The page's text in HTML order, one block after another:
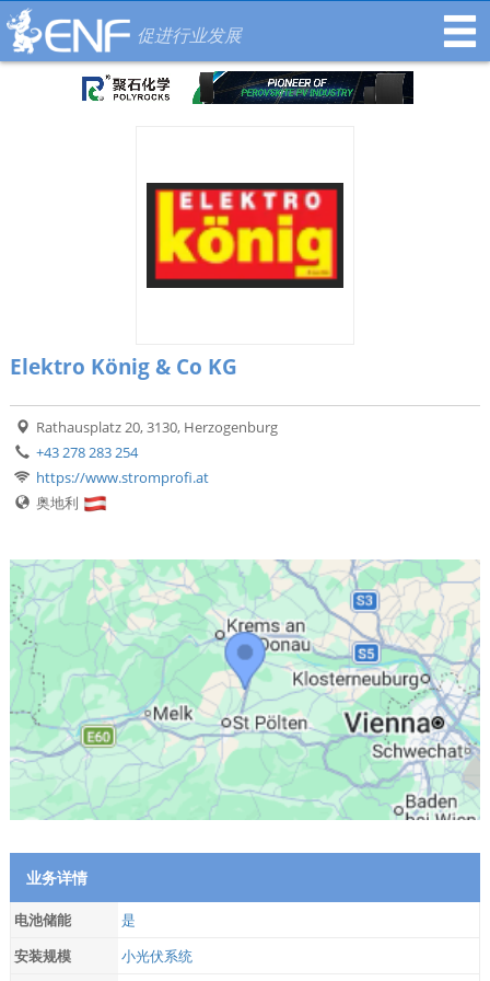
促进行业发展
Elektro König & Co KG
Rathausplatz 20, 3130, Herzogenburg
+43 278 283 254
https://www.stromprofi.at
奥地利
业务详情
电池储能
是
安装规模
小光伏系统